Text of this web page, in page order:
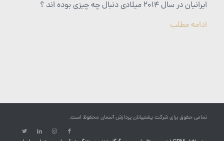
ایرانیان در سال 2014 میلادی دنبال چه چیزی بوده اند ؟
ادامه مطلب
تمامی حقوق برای شرکت پشتیبانان پردازش آسمان محفوظ است.